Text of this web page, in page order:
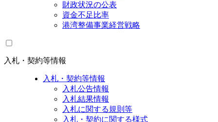
財政状況の公表
資金不足比率
港湾整備事業経営戦略
入札・契約等情報
入札・契約等情報
入札公告情報
入札結果情報
入札に関する規則等
入札・契約に関する様式